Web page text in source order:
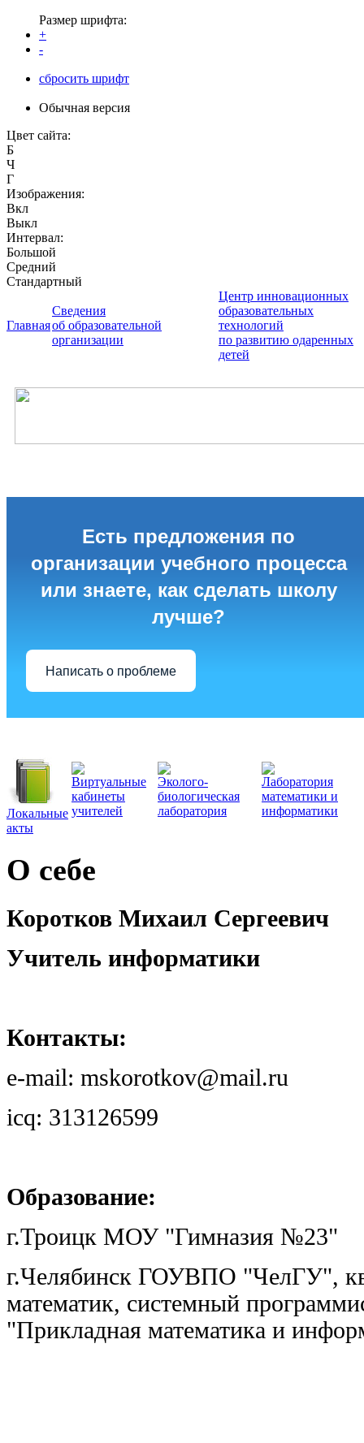
Размер шрифта:
+
-
сбросить шрифт
Обычная версия
Цвет сайта:
Б
Ч
Г
Изображения:
Вкл
Выкл
Интервал:
Большой
Средний
Стандартный
Главная
Сведения
об образовательной
организации
Центр инновационных
образовательных
технологий
по развитию одаренных
детей
Есть предложения по
организации учебного процесса
или знаете, как сделать школу
лучше?
Написать о проблеме
Локальные
акты
Виртуальные
кабинеты
учителей
Эколого-
биологическая
лаборатория
Лаборатория
математики и
информатики
О себе
Коротков Михаил Сергеевич
Учитель информатики
Контакты:
e-mail: mskorotkov@mail.ru
icq: 313126599
Образование:
г.Троицк МОУ "Гимназия №23"
г.Челябинск ГОУВПО "ЧелГУ",
математик, системный
"Прикладная математика и